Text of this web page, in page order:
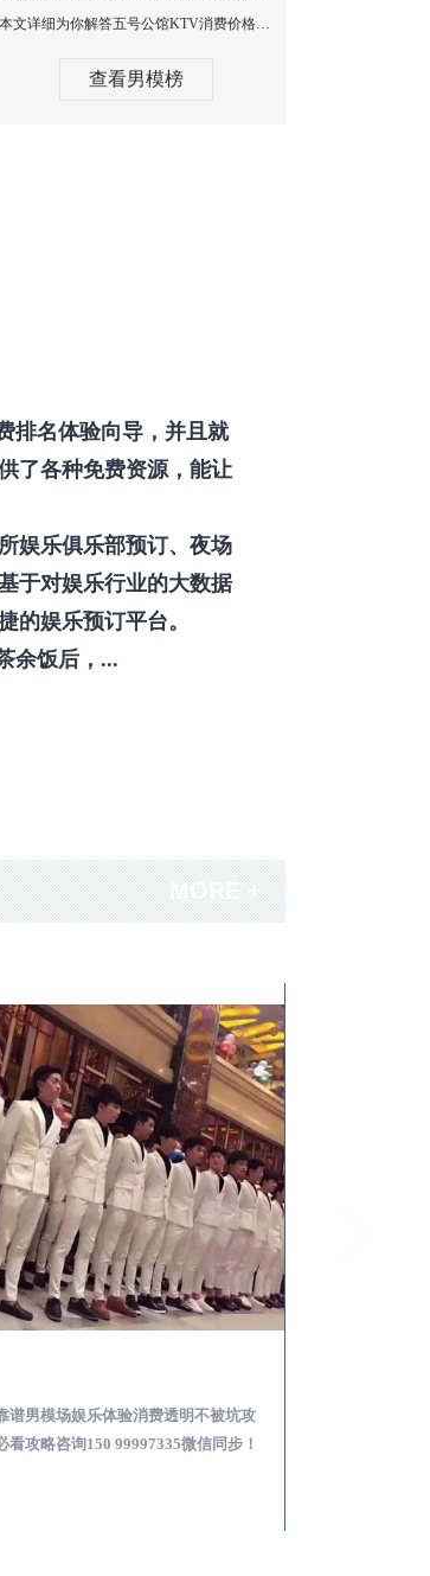
本文详细为你解答五号公馆KTV消费价格，更多关于哪家男模夜场服务流程全面免费咨询150 99997335微信同步！
查看男模榜
排名体验向导，并且就
了各种免费资源，能让
娱乐俱乐部预订、夜场
于对娱乐行业的大数据
的娱乐预订平台。
余饭后，...
谱男模场娱乐体验消费透明不被坑攻
看攻略咨询150 99997335微信同步！